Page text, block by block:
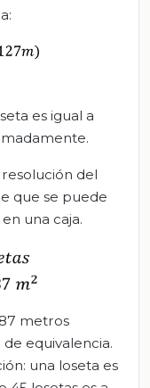
es igual a
del
que se puede
una caja.
metros
equivalencia.
una loseta es